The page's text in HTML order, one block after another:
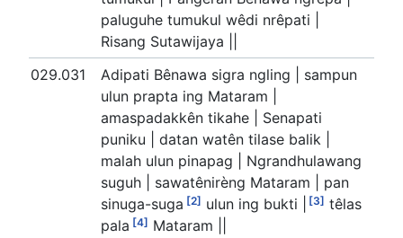
paluguhe tumukul wêdi nrêpati |
Risang Sutawijaya ||
029.031
Adipati Bênawa sigra ngling | sampun
ulun prapta ing Mataram |
amaspadakkên tikahe | Senapati
puniku | datan watên tilase balik |
malah ulun pinapag | Ngrandhulawang
suguh | sawatênirèng Mataram | pan
sinuga-suga [2] ulun ing bukti | [3] têlas
pala [4] Mataram ||